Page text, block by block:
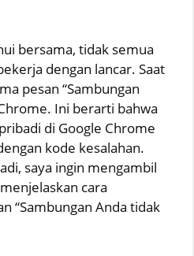
bersama, tidak semua
dengan lancar. Saat
pesan “Sambungan
Ini berarti bahwa
di Google Chrome
kode kesalahan.
saya ingin mengambil
cara
“Sambungan Anda tidak